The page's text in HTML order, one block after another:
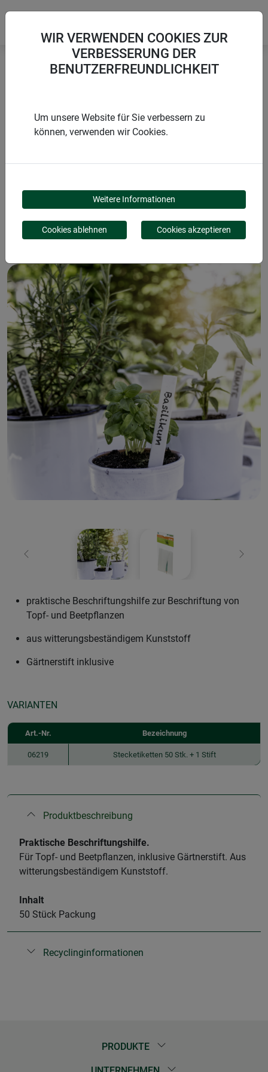
PRODUKTE
STECKETIKETTEN
KUNSTSTOFF
Zurück Weiter
praktische Beschriftungshilfe zur Beschriftung von
Topf- und Beetpflanzen
aus witterungsbeständigem Kunststoff
Gärtnerstift inklusive
VARIANTEN
Art.-Nr. Bezeichnung
06219 Stecketiketten 50 Stk. + 1 Stift
Produktbeschreibung
Praktische Beschriftungshilfe.
Für Topf- und Beetpflanzen, inklusive Gärtnerstift. Aus
witterungsbeständigem Kunststoff.
Inhalt
50 Stück Packung
Recyclinginformationen
PRODUKTE
WIR VERWENDEN COOKIES ZUR
VERBESSERUNG DER
BENUTZERFREUNDLICHKEIT
Um unsere Website für Sie verbessern zu
können, verwenden wir Cookies.
Weitere Informationen
Cookies ablehnen Cookies akzeptieren